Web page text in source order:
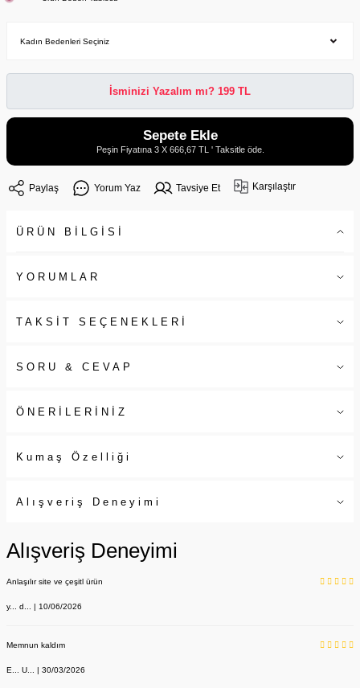
İsminizi Yazalım mı? 199 TL
Sepete Ekle
Peşin Fiyatına 3 X 666,67 TL ' Taksitle öde.
Paylaş Yorum Yaz Tavsiye Et Karşılaştır
ÜRÜN BİLGİSİ
YORUMLAR
TAKSİT SEÇENEKLERİ
SORU & CEVAP
ÖNERİLERİNİZ
Kumaş Özelliği
Alışveriş Deneyimi
Alışveriş Deneyimi
Anlaşılır site ve çeşitl ürün
y... d... | 10/06/2026
Memnun kaldım
E... U... | 30/03/2026